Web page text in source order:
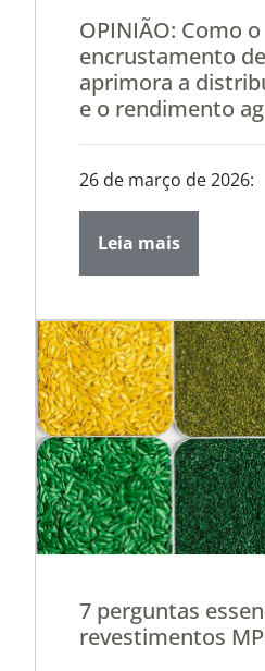
OPINIÃO: Como o
encrustamento
aprimora a
e o rendimento
26 de março de 2026:
Leia mais
7 perguntas
revestimentos